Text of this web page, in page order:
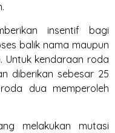
insentif bagi
balik nama maupun
Untuk kendaraan roda
diberikan sebesar 25
dua memperoleh
melakukan mutasi